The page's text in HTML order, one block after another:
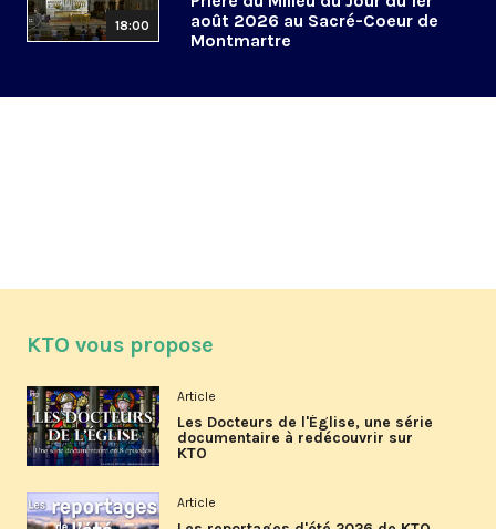
18:00
août 2026 au Sacré-Coeur de
Montmartre
KTO vous propose
Article
Les Docteurs de l'Église, une série
documentaire à redécouvrir sur
KTO
Article